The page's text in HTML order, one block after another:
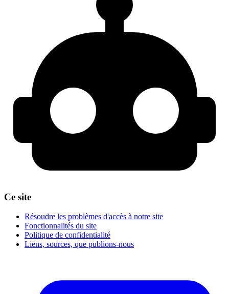
Ce site
Résoudre les problèmes d'accès à notre site
Fonctionnalités du site
Politique de confidentialité
Liens, sources, que publions-nous